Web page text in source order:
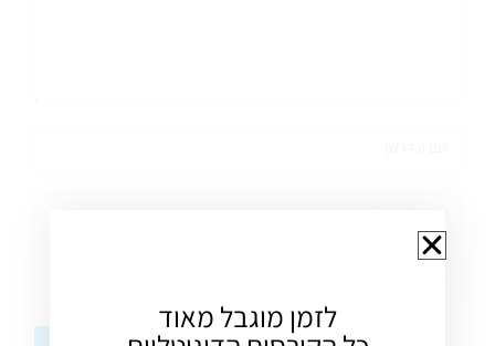
לזמן מוגבל מאוד